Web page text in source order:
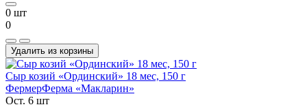
0 шт
0
Удалить из корзины
Сыр козий «Ординский» 18 мес, 150 г
ФермерФерма «Макларин»
Ост. 6 шт